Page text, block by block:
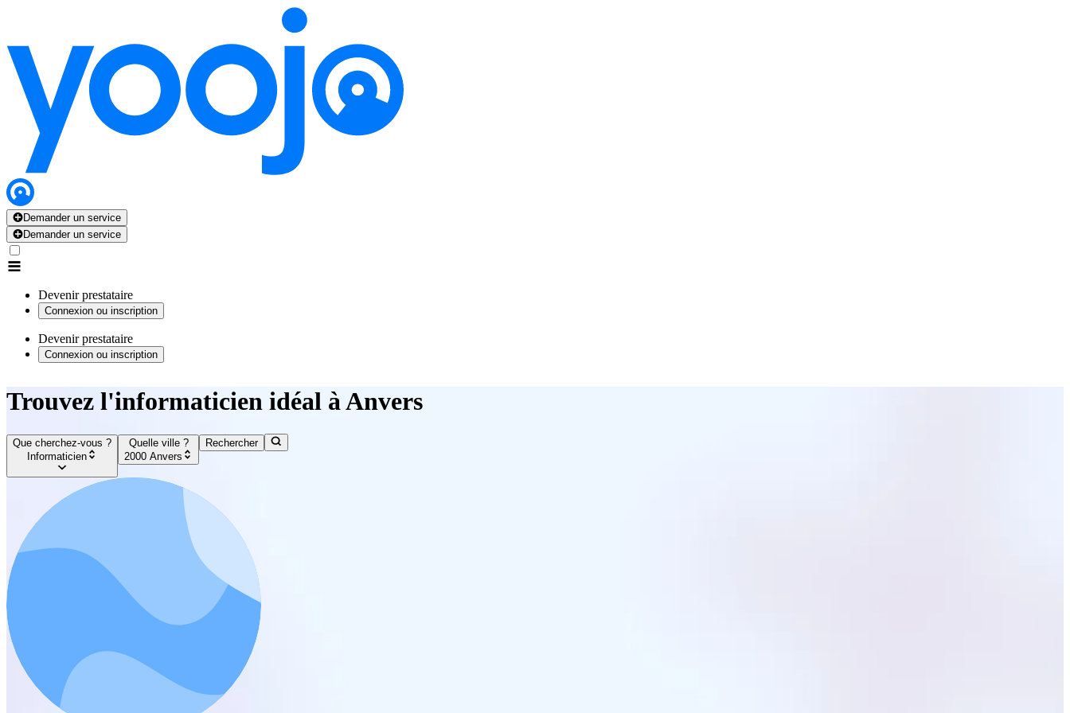
Demander un service
Demander un service
Devenir prestataire
Connexion ou inscription
Devenir prestataire
Connexion ou inscription
Trouvez l'informaticien idéal à Anvers
Que cherchez-vous ?
Informaticien
Quelle ville ?
2000 Anvers
Rechercher